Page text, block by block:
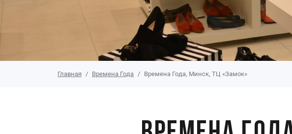
Главная Времена Года Времена Года, Минск, ТЦ «Замок»